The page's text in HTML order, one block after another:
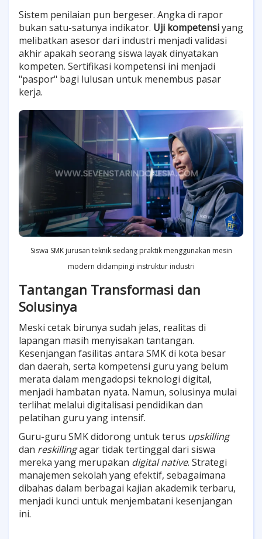
Sistem penilaian pun bergeser. Angka di rapor
bukan satu-satunya indikator. Uji kompetensiyang
melibatkan asesor dari industri menjadi validasi
akhir apakah seorang siswa layak dinyatakan
kompeten. Sertifikasi kompetensi ini menjadi
"paspor" bagi lulusan untuk menembus pasar
kerja.
Siswa SMK jurusan teknik sedang praktik menggunakan mesin
modern didampingi instruktur industri
Tantangan Transformasi dan
Solusinya
Meski cetak birunya sudah jelas, realitas di
lapangan masih menyisakan tantangan.
Kesenjangan fasilitas antara SMK di kota besar
dan daerah, serta kompetensi guru yang belum
merata dalam mengadopsi teknologi digital,
menjadi hambatan nyata. Namun, solusinya mulai
terlihat melalui digitalisasi pendidikan dan
pelatihan guru yang intensif.
Guru-guru SMK didorong untuk terus upskilling
dan reskillingagar tidak tertinggal dari siswa
mereka yang merupakan digital native. Strategi
manajemen sekolah yang efektif, sebagaimana
dibahas dalam berbagai kajian akademik terbaru,
menjadi kunci untuk menjembatani kesenjangan
ini.